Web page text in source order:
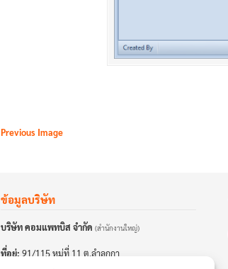
Previous Image
ข้อมูลบริษัท
บริษัท คอมแพทบิส จำกัด (สำนักงานใหญ่)
ที่อยู่: 91/115 หมู่ที่ 11 ต.ลำลูกกา